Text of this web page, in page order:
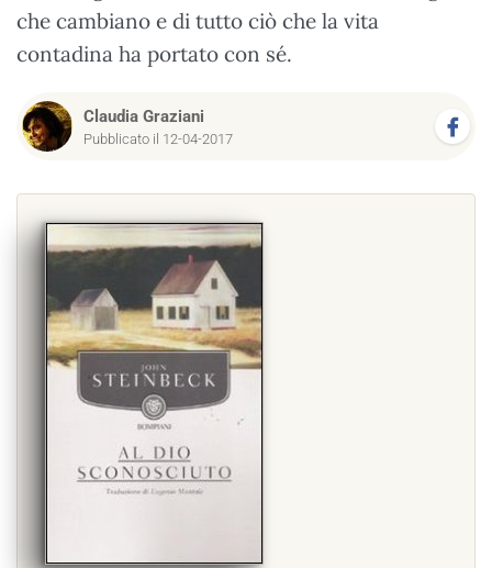
che cambiano e di tutto ciò che la vita
contadina ha portato con sé.
Claudia Graziani
Pubblicato il 12-04-2017